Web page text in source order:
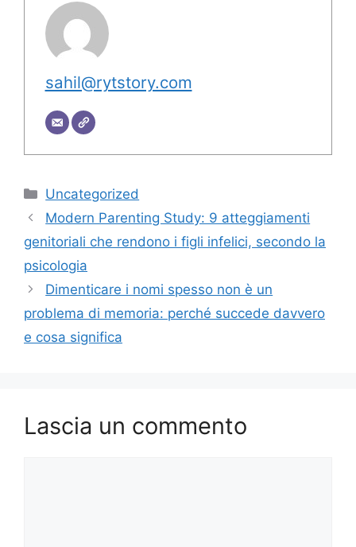
sahil@rytstory.com
Categorie
Uncategorized
Modern Parenting Study: 9 atteggiamenti
genitoriali che rendono i figli infelici, secondo la
psicologia
Dimenticare i nomi spesso non è un
problema di memoria: perché succede davvero
e cosa significa
Lascia un commento